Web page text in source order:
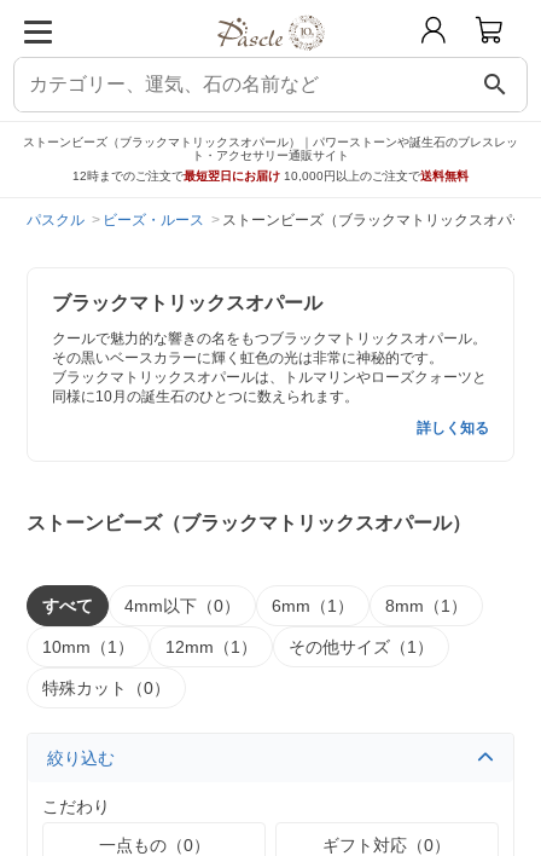
search
ストーンビーズ（ブラックマトリックスオパール）｜パワーストーンや誕生石のブレスレッ
ト・アクセサリー通販サイト
12時までのご注文で最短翌日にお届け 10,000円以上のご注文で送料無料
パスクル ビーズ・ルース ストーンビーズ（ブラックマトリックスオパー
ブラックマトリックスオパール
クールで魅力的な響きの名をもつブラックマトリックスオパール。
その黒いベースカラーに輝く虹色の光は非常に神秘的です。
ブラックマトリックスオパールは、トルマリンやローズクォーツと
同様に10月の誕生石のひとつに数えられます。
詳しく知る
ストーンビーズ（ブラックマトリックスオパール）
すべて 4mm以下（0） 6mm（1） 8mm（1）
10mm（1） 12mm（1） その他サイズ（1）
特殊カット（0）
絞り込む
こだわり
一点もの（0）
ギフト対応（0）